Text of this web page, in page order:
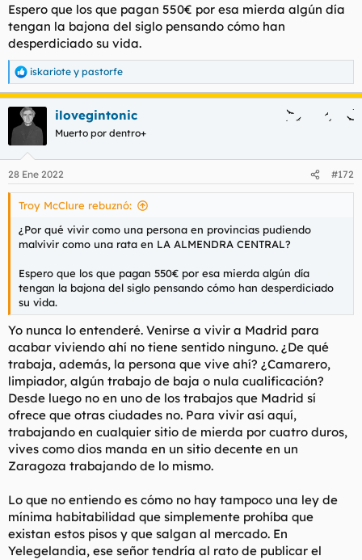
Espero que los que pagan 550€ por esa mierda algún día
tengan la bajona del siglo pensando cómo han
desperdiciado su vida.
R
e
a
c
e
s
iskariote y pastorfe
ilovegintonic
Muerto por dentro+
28 Ene 2022 #172
Troy McClure rebuznó:
¿Por qué vivir como una persona en provincias pudiendo
malvivir como una rata en LA ALMENDRA CENTRAL?
Espero que los que pagan 550€ por esa mierda algún día
tengan la bajona del siglo pensando cómo han desperdiciado
su vida.
Yo nunca lo entenderé. Venirse a vivir a Madrid para
acabar viviendo ahí no tiene sentido ninguno. ¿De qué
trabaja, además, la persona que vive ahí? ¿Camarero,
limpiador, algún trabajo de baja o nula cualificación?
Desde luego no en uno de los trabajos que Madrid sí
ofrece que otras ciudades no. Para vivir así aquí,
trabajando en cualquier sitio de mierda por cuatro duros,
vives como dios manda en un sitio decente en un
Zaragoza trabajando de lo mismo.
Lo que no entiendo es cómo no hay tampoco una ley de
mínima habitabilidad que simplemente prohíba que
existan estos pisos y que salgan al mercado. En
Yelegelandia, ese señor tendría al rato de publicar el